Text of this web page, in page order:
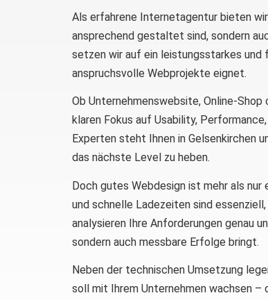
Als erfahrene Internetagentur bieten
ansprechend gestaltet sind, sondern
setzen wir auf ein leistungsstarkes
anspruchsvolle Webprojekte eignet.
Ob Unternehmenswebsite, Online-
klaren Fokus auf Usability,
Experten steht Ihnen in Gelsenkirchen
das nächste Level zu heben.
Doch gutes Webdesign ist mehr als
und schnelle Ladezeiten sind
analysieren Ihre Anforderungen genau
sondern auch messbare Erfolge bringt.
Neben der technischen Umsetzung
soll mit Ihrem Unternehmen wachsen –